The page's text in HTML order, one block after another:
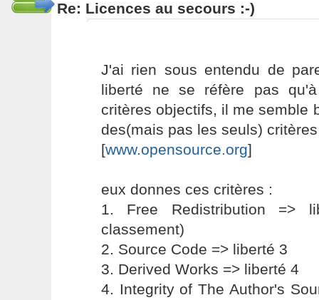
Re: Licences au secours :-)
J'ai rien sous entendu de
liberté ne se réfère pas
critères objectifs, il me semble
des(mais pas les seuls)
[www.opensource.org]
eux donnes ces critères :
1. Free Redistribution =>
classement)
2. Source Code => liberté 3
3. Derived Works => liberté 4
4. Integrity of The Author's